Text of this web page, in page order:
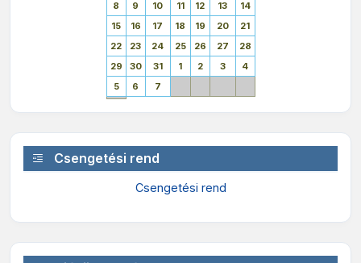
8
9 10 11 12 13
14
15
16 17 18 19 20
21
22
23 24 25 26 27
28
29
30 31 1 2 3
4
5
6 7
Csengetési rend
Csengetési rend